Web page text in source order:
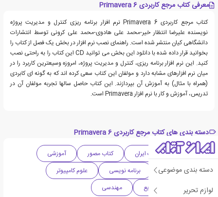
دسته بندی موضوعی
لوازم تحریر
معرفی کتاب مرجع کاربردی Primavera 6
کتاب مرجع کاربردی Primavera 6 نرم افزار برنامه ریزی کنترل و مدیریت پروژه
نویسنده علیرضا انتظار خیر-محمد علی هادوی-محمد علی کرونی توسط انتشارات
دانشگاهی کیان منتشر شده است. راهنمای نصب نرم افزار در بخش یک فصل از کتاب را
بخوانید قرار داده شده با دانلود این بخش می توانید CD این کتاب را به راحتی نصب
کنید. این نرم افزار برنامه ریزی، کنترل و مدیریت پروژه، امروزه وسیعترین کاربرد را در
میان نرم افزارهای مشابه دارد و مولفان این کتاب سعی کرده اند که به گونه ای کابردی
(همراه با مثال) به آموزش آن بپردازند. این کتاب حاصل سالها تجربه مولفان آن در
تدریس، آموزش و کار با نرم افزار Primavera است.
دسته بندی های کتاب مرجع کاربردی Primavera 6
علمی ادبیات ایران کتاب مصور
آموزشی
مهندسی عمران
برنامه نویسی
علوم کامپیوتر
نرم افزار
صنایع مهندسی